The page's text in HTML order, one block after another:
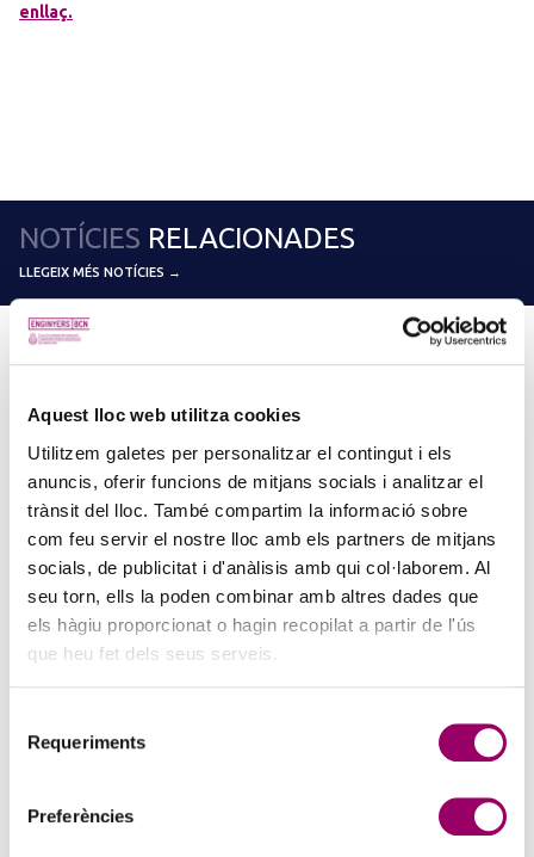
Aquest lloc web utilitza cookies
Utilitzem galetes per personalitzar el contingut i els
anuncis, oferir funcions de mitjans socials i analitzar el
trànsit del lloc. També compartim la informació sobre
com feu servir el nostre lloc amb els partners de mitjans
socials, de publicitat i d'anàlisis amb qui col·laborem. Al
seu torn, ells la poden combinar amb altres dades que
els hàgiu proporcionat o hagin recopilat a partir de l'ús
que heu fet dels seus serveis.
Requeriments
Preferències
enllaç.
NOTÍCIES RELACIONADES
LLEGEIX MÉS NOTÍCIES →
PINZELLS A PUNT? PARTICIPA AL CONCURS DE
PINTURA DEL COL·LEGI
5 d'agost de 2026
La creativitat torna a ser protagonista amb el Concurs de Pintura de
la Comissió d’Acció Social del Col·legi. Si t’agrada expressar-te a